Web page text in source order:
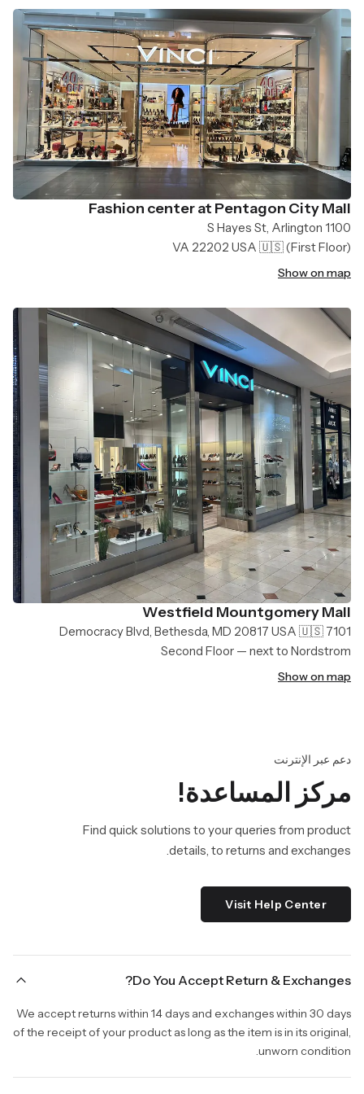
Fashion center at Pentagon City Mall
1100 S Hayes St, Arlington
VA 22202 USA 🇺🇸(First Floor)
Show on map
Westfield Mountgomery Mall
7101 Democracy Blvd, Bethesda, MD 20817 USA 🇺🇸
Second Floor — next to Nordstrom
Show on map
دعم عبر الإنترنت
مركز المساعدة!
Find quick solutions to your queries from product
details, to returns and exchanges.
Visit Help Center
Do You Accept Return & Exchanges?
We accept returns within 14 days and exchanges within 30 days
of the receipt of your product as long as the item is in its original,
unworn condition.